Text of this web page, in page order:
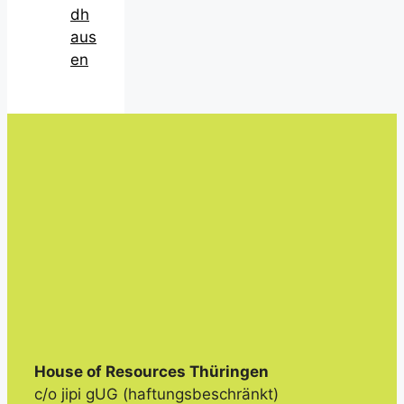
dh
aus
en
House of Resources Thüringen
c/o jipi gUG (haftungsbeschränkt)